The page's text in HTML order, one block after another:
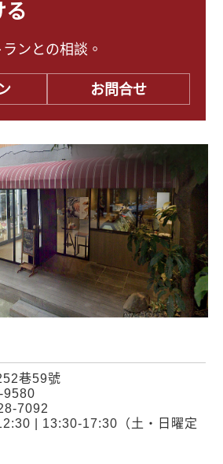
る
ンとの相談。
お問合せ
巷59號
9580
7092
| 13:30-17:30（土・日曜定